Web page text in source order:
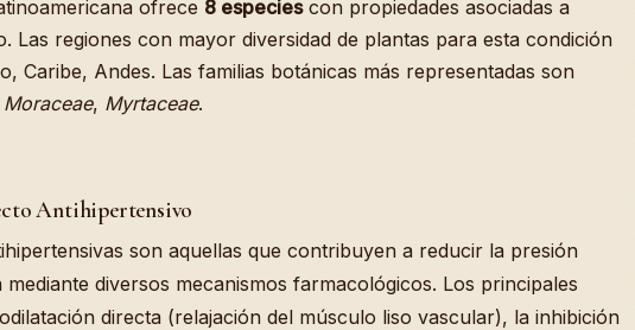
ofrece 8 especiescon propiedades asociadas a
Las regiones con mayor diversidad de plantas para esta condición
Caribe, Andes. Las familias botánicas más representadas son
Moraceae, Myrtaceae.
Antihipertensivo
son aquellas que contribuyen a reducir la presión
mediante diversos mecanismos farmacológicos. Los principales
directa (relajación del músculo liso vascular), la inhibición